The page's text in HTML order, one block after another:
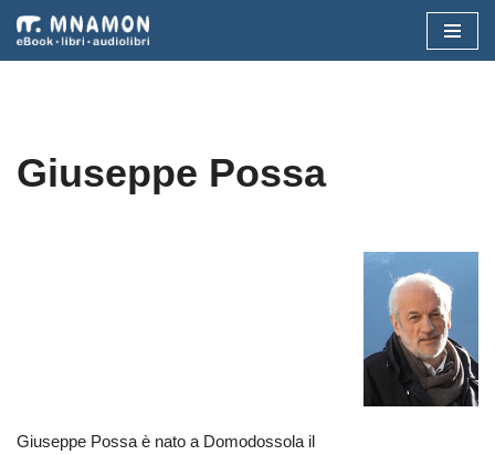
Vai
Giuseppe Possa
Giuseppe Possa è nato a Domodossola il